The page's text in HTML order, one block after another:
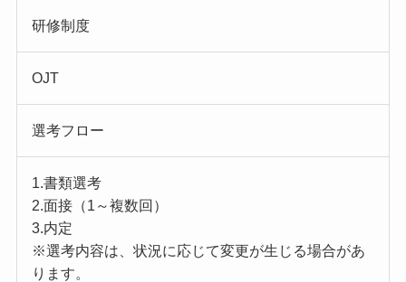
研修制度
OJT
選考フロー
1.書類選考
2.面接（1～複数回）
3.内定
※選考内容は、状況に応じて変更が生じる場合があ
ります。